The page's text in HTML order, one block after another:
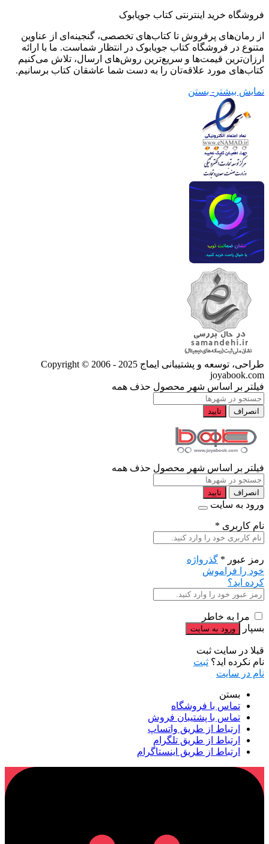
فروشگاه خرید اینترنتی کتاب جویابوک
از رمان‌های پرفروش تا کتاب‌های تخصصی، گنجینه‌ای از عناوین
متنوع در فروشگاه کتاب جویابوک در انتظار شماست. ما با ارائه
ارزان‌ترین قیمت‌ها و سریع‌ترین روش‌های ارسال، تلاش می‌کنیم
کتاب‌های مورد علاقه‌تان را به دست شما عاشقان کتاب برسانیم.
نمایش بیشتر - بستن
طراحی، توسعه و پشتیبانی ایماج Copyright © 2006 - 2025
joyabook.com
فیلتر بر اساس شهر محصول حذف همه
انصراف تایید
فیلتر بر اساس شهر محصول حذف همه
انصراف تایید
ورود به سایت
نام کاربری *
رمز عبور * گذرواژه
خود را فراموش
کرده اید؟
مرا به خاطر
بسپار
قبلا در سایت ثبت
نام نکرده اید؟ ثبت
نام در سایت
بستن
تماس با فروشگاه
تماس با پشتیبان فروش
ارتباط از طریق واتساپ
ارتباط از طریق تلگرام
ارتباط از طریق اینستاگرام